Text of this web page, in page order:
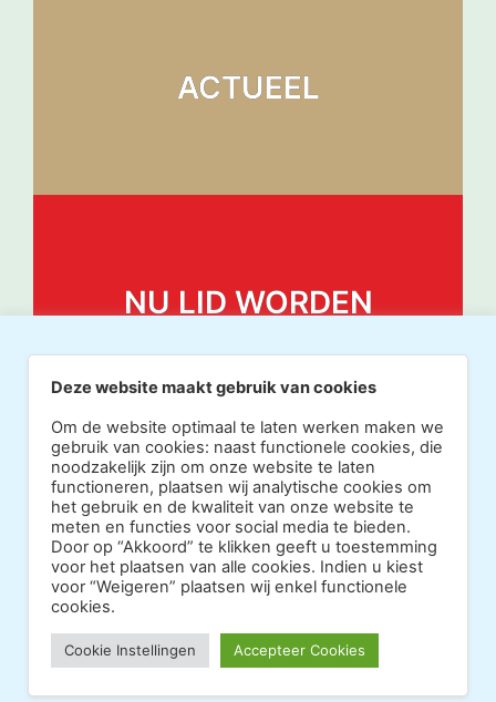
ACTUEEL
NU LID WORDEN
Vormgeving Hoenenenvandooren
· ·
Deze website maakt gebruik van cookies
Om de website optimaal te laten werken maken we
gebruik van cookies: naast functionele cookies, die
noodzakelijk zijn om onze website te laten
functioneren, plaatsen wij analytische cookies om
het gebruik en de kwaliteit van onze website te
meten en functies voor social media te bieden.
Door op “Akkoord” te klikken geeft u toestemming
voor het plaatsen van alle cookies. Indien u kiest
voor “Weigeren” plaatsen wij enkel functionele
cookies.
Cookie Instellingen Accepteer Cookies